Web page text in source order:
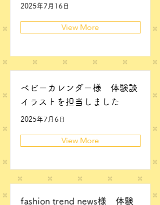
2025年7月16日
View More
ベビーカレンダー様 体験談
イラストを担当しました
2025年7月6日
View More
fashion trend news様 体験